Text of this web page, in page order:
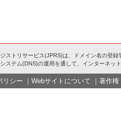
ストリサービス(JPRS)は、ドメイン名の登録
システム(DNS)の運用を通して、インターネッ
リシー ｜ Webサイトについて ｜ 著作権